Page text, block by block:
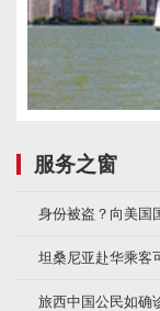
服务之窗
身份被盗？向美国
坦桑尼亚赴华乘客
旅西中国公民如确